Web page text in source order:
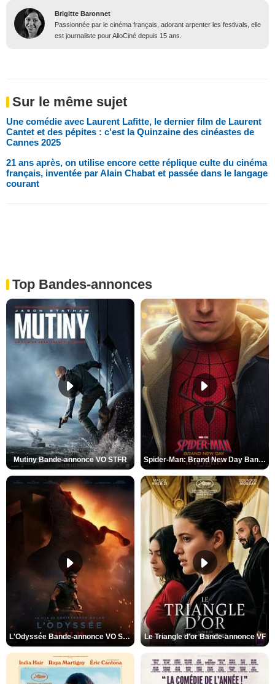
Brigitte Baronnet
Passionnée par le cinéma français, adorant arpenter les festivals, elle
est journaliste pour AlloCiné depuis 15 ans.
Sur le même sujet
Une comédie avec Laurent Lafitte, le dernier film de Laurent
Cantet et des pépites : c'est la Quinzaine des cinéastes de
Cannes 2025
21 ans après, on utilise encore cette réplique culte du cinéma
français, inventée par Alain Chabat et passée dans le langage
courant
Top Bandes-annonces
Mutiny Bande-annonce VO STFR Spider-Man: Brand New Day Bande-annonce VO STFR
L'Odyssée Bande-annonce VO STFR Le Triangle d'or Bande-annonce VF